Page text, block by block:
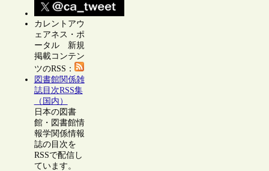
カレントアウ
ェアネス・ポ
ータル 新規
掲載コンテン
ツのRSS：
図書館関係雑
誌目次RSS集
（国内）
日本の図書
館・図書館情
報学関係情報
誌の目次を
RSSで配信し
ています。